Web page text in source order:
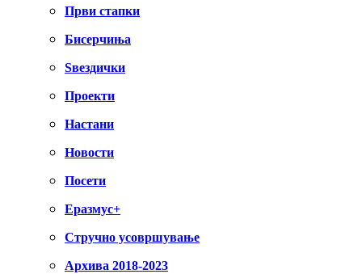
Први стапки
Бисерчиња
Ѕвездички
Проекти
Настани
Новости
Посети
Еразмус+
Стручно усовршување
Архива 2018-2023